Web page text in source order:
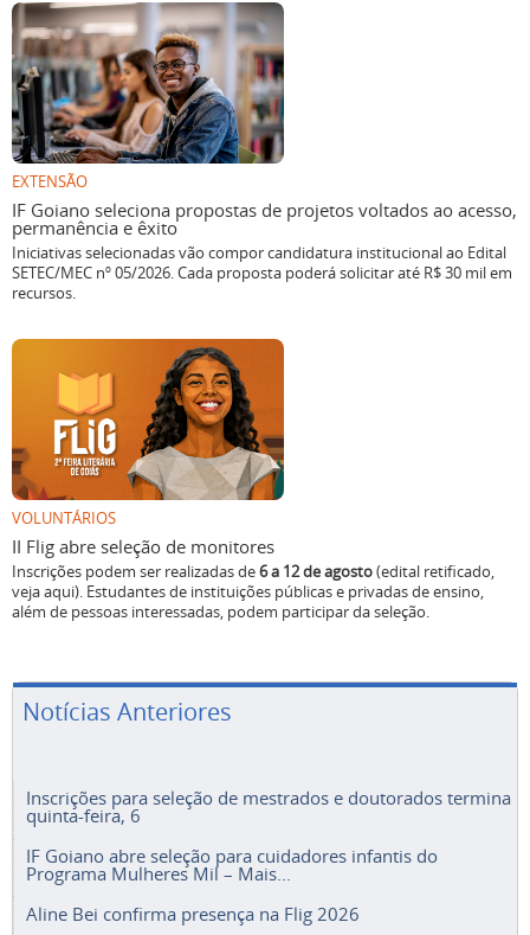
EXTENSÃO
IF Goiano seleciona propostas de projetos voltados ao acesso,
permanência e êxito
Iniciativas selecionadas vão compor candidatura institucional ao Edital
SETEC/MEC nº 05/2026. Cada proposta poderá solicitar até R$ 30 mil em
recursos.
VOLUNTÁRIOS
II Flig abre seleção de monitores
Inscrições podem ser realizadas de6 a 12 de agosto(edital retificado,
veja aqui). Estudantes de instituições públicas e privadas de ensino,
além de pessoas interessadas, podem participar da seleção.
Notícias Anteriores
Inscrições para seleção de mestrados e doutorados termina
quinta-feira, 6
IF Goiano abre seleção para cuidadores infantis do
Programa Mulheres Mil – Mais...
Aline Bei confirma presença na Flig 2026